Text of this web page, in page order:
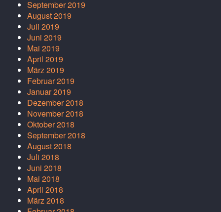
September 2019
August 2019
Juli 2019
Juni 2019
Mai 2019
April 2019
März 2019
Februar 2019
Januar 2019
Dezember 2018
November 2018
Oktober 2018
September 2018
August 2018
Juli 2018
Juni 2018
Mai 2018
April 2018
März 2018